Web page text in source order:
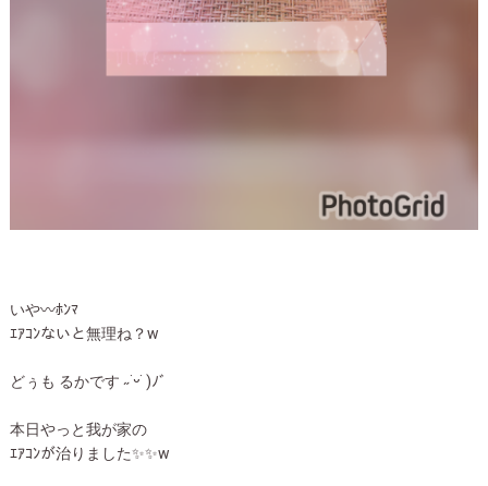
いや〰️ﾎﾝﾏ
ｴｱｺﾝないと無理ね？w
どぅも るかです ˶˙ᵕ˙ )ﾉﾞ
本日やっと我が家の
ｴｱｺﾝが治りました✨✨w